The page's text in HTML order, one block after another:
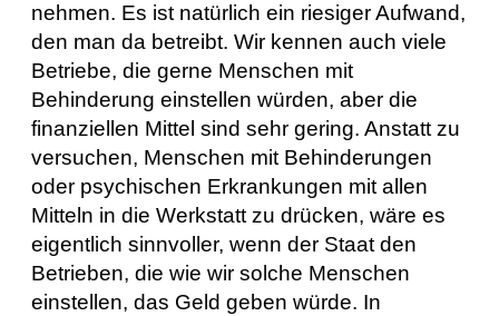
nehmen. Es ist natürlich ein riesiger Aufwand,
den man da betreibt. Wir kennen auch viele
Betriebe, die gerne Menschen mit
Behinderung einstellen würden, aber die
finanziellen Mittel sind sehr gering. Anstatt zu
versuchen, Menschen mit Behinderungen
oder psychischen Erkrankungen mit allen
Mitteln in die Werkstatt zu drücken, wäre es
eigentlich sinnvoller, wenn der Staat den
Betrieben, die wie wir solche Menschen
einstellen, das Geld geben würde. In